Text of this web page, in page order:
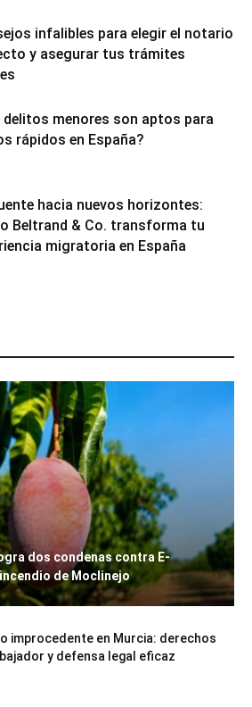
infalibles para elegir el notario
y asegurar tus trámites
delitos menores son aptos para
rápidos en España?
hacia nuevos horizontes:
Beltrand & Co. transforma tu
migratoria en España
dos condenas contra E-
de Moclinejo
improcedente en Murcia: derechos
y defensa legal eficaz